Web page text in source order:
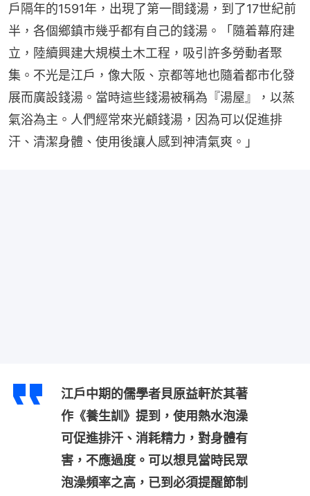
戶隔年的1591年，出現了第一間錢湯，到了17世紀前
半，各個鄉鎮市幾乎都有自己的錢湯。「隨着幕府建
立，陸續興建大規模土木工程，吸引許多勞動者聚
集。不光是江戶，像大阪、京都等地也隨着都市化發
展而廣設錢湯。當時這些錢湯被稱為『湯屋』，以蒸
氣浴為主。人們經常來光顧錢湯，因為可以促進排
汗、清潔身體、使用後讓人感到神清氣爽。」
江戶中期的儒學者貝原益軒於其著
作《養生訓》提到，使用熱水泡澡
可促進排汗、消耗精力，對身體有
害，不應過度。可以想見當時民眾
泡澡頻率之高，已到必須提醒節制